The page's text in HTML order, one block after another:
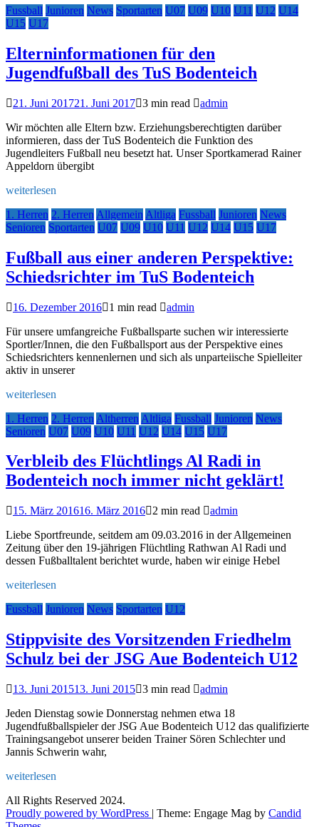
Fussball Junioren News Sportarten U07 U09 U10 U11 U12 U14
U15 U17
Elterninformationen für den
Jugendfußball des TuS Bodenteich
21. Juni 201721. Juni 2017 3 min read
admin
Wir möchten alle Eltern bzw. Erziehungsberechtigten darüber
informieren, dass der TuS Bodenteich die Funktion des
Jugendleiters Fußball neu besetzt hat. Unser Sportkamerad Rainer
Appeldorn übergibt
weiterlesen
1. Herren 2. Herren Allgemein Altliga Fussball Junioren News
Senioren Sportarten U07 U09 U10 U11 U12 U14 U15 U17
Fußball aus einer anderen Perspektive:
Schiedsrichter im TuS Bodenteich
16. Dezember 2016 1 min read
admin
Für unsere umfangreiche Fußballsparte suchen wir interessierte
Sportler/Innen, die den Fußballsport aus der Perspektive eines
Schiedsrichters kennenlernen und sich als unparteiische Spielleiter
aktiv in unserer
weiterlesen
1. Herren 2. Herren Altherren Altliga Fussball Junioren News
Senioren U07 U09 U10 U11 U12 U14 U15 U17
Verbleib des Flüchtlings Al Radi in
Bodenteich noch immer nicht geklärt!
15. März 201616. März 2016 2 min read
admin
Liebe Sportfreunde, seitdem am 09.03.2016 in der Allgemeinen
Zeitung über den 19-jährigen Flüchtling Rathwan Al Radi und
dessen Fußballtalent berichtet wurde, haben wir einige Hebel
weiterlesen
Fussball Junioren News Sportarten U12
Stippvisite des Vorsitzenden Friedhelm
Schulz bei der JSG Aue Bodenteich U12
13. Juni 201513. Juni 2015 3 min read
admin
Jeden Dienstag sowie Donnerstag nehmen etwa 18
Jugendfußballspieler der JSG Aue Bodenteich U12 das qualifizierte
Trainingsangebot unserer beiden Trainer Sören Schlechter und
Jannis Schwerin wahr,
weiterlesen
All Rights Reserved 2024.
Proudly powered by WordPress | Theme: Engage Mag by Candid